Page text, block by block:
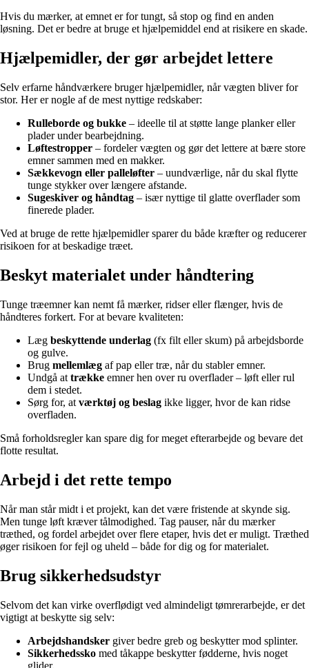
Hvis du mærker, at emnet er for tungt, så stop og find en anden
løsning. Det er bedre at bruge et hjælpemiddel end at risikere en skade.
Hjælpemidler, der gør arbejdet lettere
Selv erfarne håndværkere bruger hjælpemidler, når vægten bliver for
stor. Her er nogle af de mest nyttige redskaber:
Rulleborde og bukke – ideelle til at støtte lange planker eller
plader under bearbejdning.
Løftestropper – fordeler vægten og gør det lettere at bære store
emner sammen med en makker.
Sækkevogn eller palleløfter – uundværlige, når du skal flytte
tunge stykker over længere afstande.
Sugeskiver og håndtag – især nyttige til glatte overflader som
finerede plader.
Ved at bruge de rette hjælpemidler sparer du både kræfter og reducerer
risikoen for at beskadige træet.
Beskyt materialet under håndtering
Tunge træemner kan nemt få mærker, ridser eller flænger, hvis de
håndteres forkert. For at bevare kvaliteten:
Læg beskyttende underlag (fx filt eller skum) på arbejdsborde
og gulve.
Brug mellemlæg af pap eller træ, når du stabler emner.
Undgå at trække emner hen over ru overflader – løft eller rul
dem i stedet.
Sørg for, at værktøj og beslag ikke ligger, hvor de kan ridse
overfladen.
Små forholdsregler kan spare dig for meget efterarbejde og bevare det
flotte resultat.
Arbejd i det rette tempo
Når man står midt i et projekt, kan det være fristende at skynde sig.
Men tunge løft kræver tålmodighed. Tag pauser, når du mærker
træthed, og fordel arbejdet over flere etaper, hvis det er muligt. Træthed
øger risikoen for fejl og uheld – både for dig og for materialet.
Brug sikkerhedsudstyr
Selvom det kan virke overflødigt ved almindeligt tømrerarbejde, er det
vigtigt at beskytte sig selv:
Arbejdshandsker giver bedre greb og beskytter mod splinter.
Sikkerhedssko med tåkappe beskytter fødderne, hvis noget
glider.